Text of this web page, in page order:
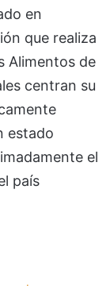
en
que realiza
Alimentos de
centran su
estado
el
país